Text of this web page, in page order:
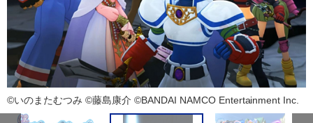
©いのまたむつみ ©藤島康介 ©BANDAI NAMCO Entertainment Inc.